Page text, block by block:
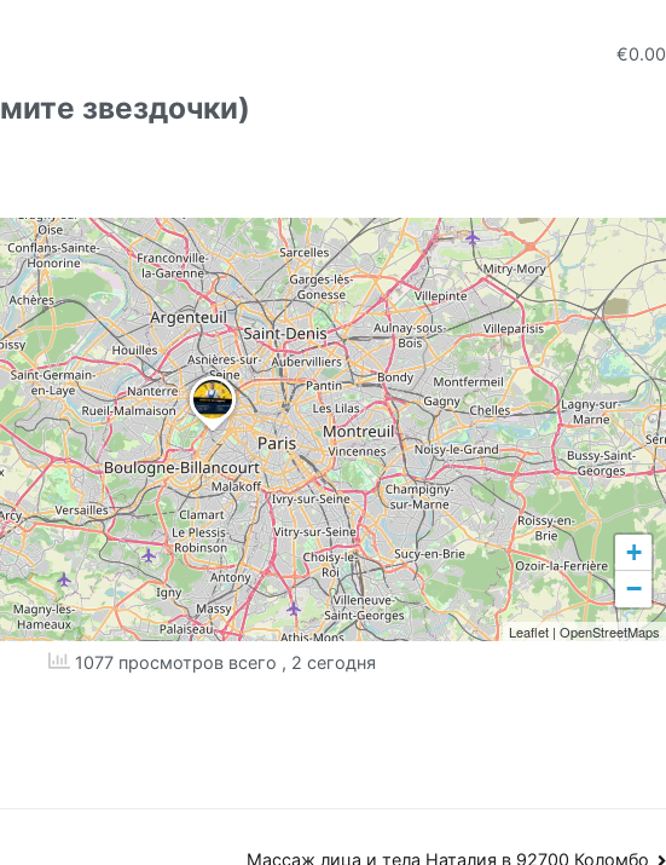
€0.00
звездочки)
+
−
Leaflet | OpenStreetMaps
1077 просмотров всего , 2 сегодня
Массаж лица и тела Наталия в 92700 Коломбо